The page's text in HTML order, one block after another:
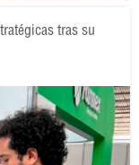
tras su